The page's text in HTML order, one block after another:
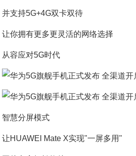
并支持5G+4G双卡双待
让你拥有更多更灵活的网络选择
从容应对5G时代
智慧分屏模式
让HUAWEI Mate X实现"一屏多用"